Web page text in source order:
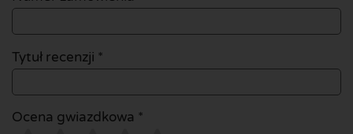
Tytuł recenzji *
Ocena gwiazdkowa *